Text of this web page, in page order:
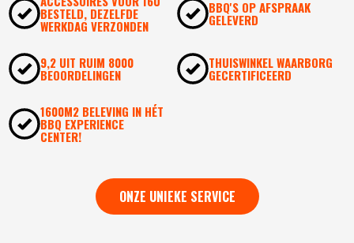
BESTELD, DEZELFDE
WERKDAG VERZONDEN
BBQ'S OP AFSPRAAK
GELEVERD
9,2 UIT RUIM 8000
BEOORDELINGEN
THUISWINKEL WAARBORG
GECERTIFICEERD
1600M2 BELEVING IN HÉT
BBQ EXPERIENCE
CENTER!
ONZE UNIEKE SERVICE